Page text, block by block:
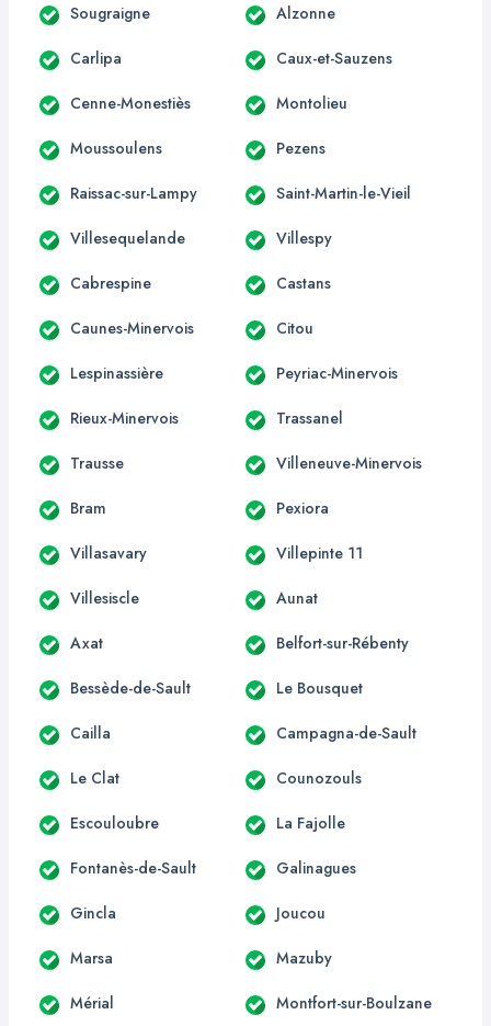
Sougraigne Alzonne
Carlipa Caux-et-Sauzens
Cenne-Monestiès Montolieu
Moussoulens Pezens
Raissac-sur-Lampy Saint-Martin-le-Vieil
Villesequelande Villespy
Cabrespine Castans
Caunes-Minervois Citou
Lespinassière Peyriac-Minervois
Rieux-Minervois Trassanel
Trausse Villeneuve-Minervois
Bram Pexiora
Villasavary Villepinte 11
Villesiscle Aunat
Axat Belfort-sur-Rébenty
Bessède-de-Sault Le Bousquet
Cailla Campagna-de-Sault
Le Clat Counozouls
Escouloubre La Fajolle
Fontanès-de-Sault Galinagues
Gincla Joucou
Marsa Mazuby
Mérial Montfort-sur-Boulzane